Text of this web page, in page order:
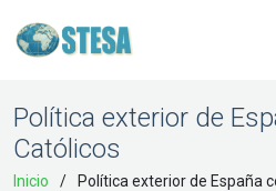
Política exterior de
Católicos
Inicio Política exterior de España